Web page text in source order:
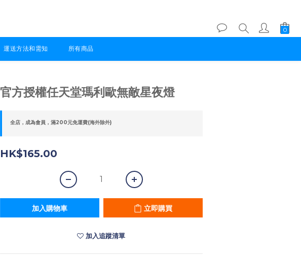
運送方法和需知 所有商品
官方授權任天堂瑪利歐無敵星夜燈
全店，成為會員，滿200元免運費(海外除外)
HK$165.00
加入購物車 立即購買
加入追蹤清單